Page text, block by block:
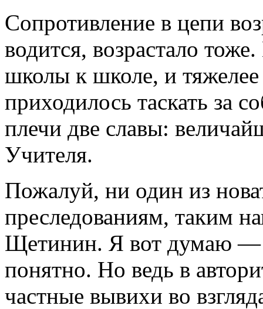
Сопротивление в цепи
водится, возрастало
школы к школе, и
приходилось таскать за
плечи две славы:
Учителя.
Пожалуй, ни один из
преследованиям, таким
Щетинин. Я вот думаю —
понятно. Но ведь в
частные вывихи во